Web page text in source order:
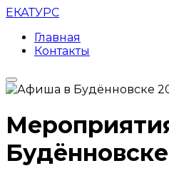
ЕКАТУРС
Главная
Контакты